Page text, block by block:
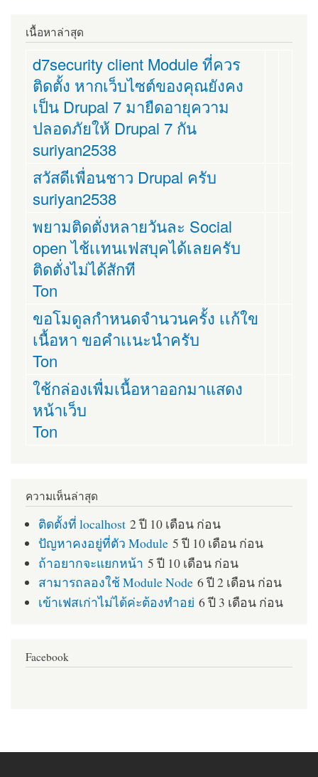
เนื้อหาล่าสุด
d7security client Module ที่ควร
ติดตั้ง หากเว็บไซต์ของคุณยังคง
เป็น Drupal 7 มายืดอายุความ
ปลอดภัยให้ Drupal 7 กัน
suriyan2538
สวัสดีเพื่อนชาว Drupal ครับ
suriyan2538
พยามติดตั่งหลายวันละ Social
open ไช้เเทนเฟสบุคได้เลยครับ
ติดตั่งไม่ได้สักที
Ton
ขอโมดูลกำหนดจำนวนครั้ง เเก้ใข
เนื้อหา ขอคำเเนะนำครับ
Ton
ใช้กล่องเพื่มเนื้อหาออกมาแสดง
หน้าเว็บ
Ton
ความเห็นล่าสุด
ติดตั้งที่ localhost 2 ปี 10 เดือน ก่อน
ปัญหาคงอยู่ที่ตัว Module 5 ปี 10 เดือน ก่อน
ถ้าอยากจะแยกหน้า 5 ปี 10 เดือน ก่อน
สามารถลองใช้ Module Node 6 ปี 2 เดือน ก่อน
เข้าเฟสเก่าไม่ได้ค่ะต้องทำอย่ 6 ปี 3 เดือน ก่อน
Facebook